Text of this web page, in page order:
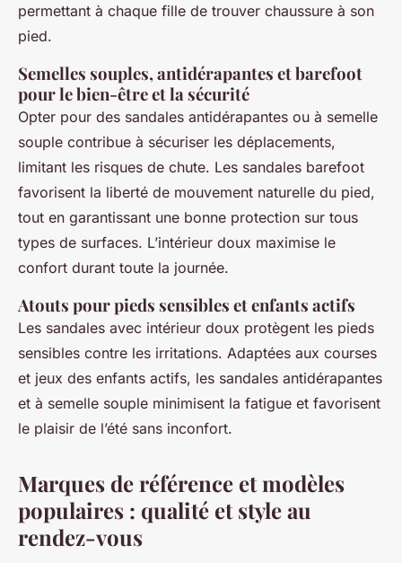
permettant à chaque fille de trouver chaussure à son
pied.
Semelles souples, antidérapantes et barefoot
pour le bien-être et la sécurité
Opter pour des sandales antidérapantes ou à semelle
souple contribue à sécuriser les déplacements,
limitant les risques de chute. Les sandales barefoot
favorisent la liberté de mouvement naturelle du pied,
tout en garantissant une bonne protection sur tous
types de surfaces. L’intérieur doux maximise le
confort durant toute la journée.
Atouts pour pieds sensibles et enfants actifs
Les sandales avec intérieur doux protègent les pieds
sensibles contre les irritations. Adaptées aux courses
et jeux des enfants actifs, les sandales antidérapantes
et à semelle souple minimisent la fatigue et favorisent
le plaisir de l’été sans inconfort.
Marques de référence et modèles
populaires : qualité et style au
rendez-vous